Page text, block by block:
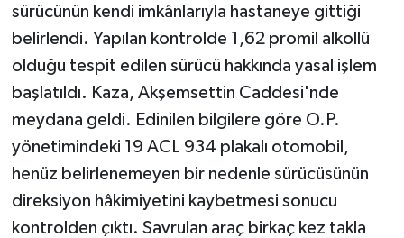
sürücünün kendi imkânlarıyla hastaneye gittiği
belirlendi. Yapılan kontrolde 1,62 promil alkollü
olduğu tespit edilen sürücü hakkında yasal işlem
başlatıldı. Kaza, Akşemsettin Caddesi'nde
meydana geldi. Edinilen bilgilere göre O.P.
yönetimindeki 19 ACL 934 plakalı otomobil,
henüz belirlenemeyen bir nedenle sürücüsünün
direksiyon hâkimiyetini kaybetmesi sonucu
kontrolden çıktı. Savrulan araç birkaç kez takla